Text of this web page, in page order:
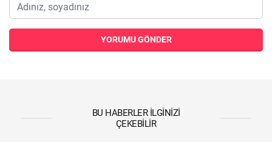
YORUMU GÖNDER
BU HABERLER İLGINIZI
ÇEKEBILIR